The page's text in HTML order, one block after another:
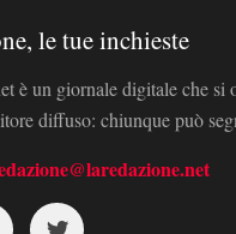
le tue inchieste
è un giornale digitale che
diffuso: chiunque può